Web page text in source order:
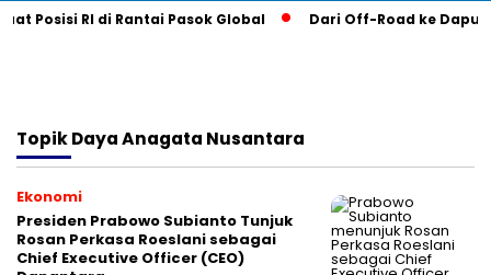
Posisi RI di Rantai Pasok Global Dari Off-Road ke Dapur
TopikDaya Anagata Nusantara
Ekonomi
Presiden Prabowo Subianto Tunjuk
Rosan Perkasa Roeslani sebagai
Chief Executive Officer (CEO)